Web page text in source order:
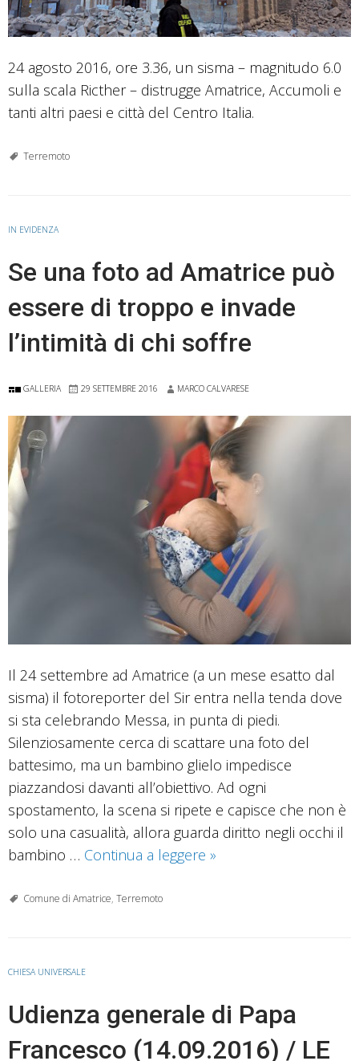
24 agosto 2016, ore 3.36, un sisma – magnitudo 6.0
sulla scala Ricther – distrugge Amatrice, Accumoli e
tanti altri paesi e città del Centro Italia.
Terremoto
IN EVIDENZA
Se una foto ad Amatrice può
essere di troppo e invade
l’intimità di chi soffre
GALLERIA 29 SETTEMBRE 2016 MARCO CALVARESE
Il 24 settembre ad Amatrice (a un mese esatto dal
sisma) il fotoreporter del Sir entra nella tenda dove
si sta celebrando Messa, in punta di piedi.
Silenziosamente cerca di scattare una foto del
battesimo, ma un bambino glielo impedisce
piazzandosi davanti all’obiettivo. Ad ogni
spostamento, la scena si ripete e capisce che non è
solo una casualità, allora guarda diritto negli occhi il
bambino … Continua a leggere Se
di
e
»
Comune di Amatrice, Terremoto
CHIESA UNIVERSALE
Udienza generale di Papa
Francesco (14.09.2016) / LE